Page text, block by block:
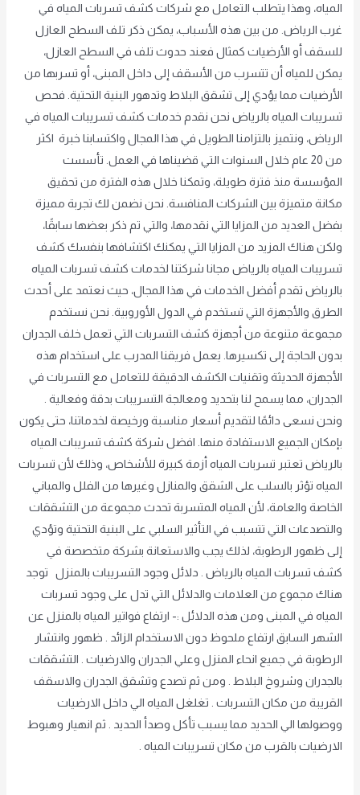
المياه، وهذا يتطلب التعامل مع شركات كشف تسربات المياه في
غرب الرياض. من بين هذه الأسباب، يمكن ذكر تلف السطح العازل
للسقف أو الأرضيات كمثال فعند حدوث تلف في السطح العازل،
يمكن للمياه أن تتسرب من الأسقف إلى داخل المبنى، أو تسربها من
الأرضيات مما يؤدي إلى تشقق البلاط وتدهور البنية التحتية. فحص
تسريبات المياه بالرياض نحن نقدم خدمات كشف تسريبات المياه في
الرياض، ونتميز بالتزامنا الطويل في هذا المجال واكتسابنا خبرة اكثر
من 20 عام خلال السنوات التي قضيناها في العمل. تأسست
المؤسسة منذ فترة طويلة، وتمكنا خلال هذه الفترة من تحقيق
مكانة متميزة بين الشركات المنافسة. نحن نضمن لك تجربة مميزة
بفضل العديد من المزايا التي نقدمها، والتي تم ذكر بعضها سابقًا،
ولكن هناك المزيد من المزايا التي يمكنك اكتشافها بنفسك كشف
تسريبات المياه بالرياض مجانا شركتنا لخدمات كشف تسربات المياه
بالرياض تقدم أفضل الخدمات في هذا المجال، حيث نعتمد على أحدث
الطرق والأجهزة التي تستخدم في الدول الأوروبية. نحن نستخدم
مجموعة متنوعة من أجهزة كشف التسربات التي تعمل خلف الجدران
بدون الحاجة إلى تكسيرها. يعمل فريقنا المدرب على استخدام هذه
الأجهزة الحديثة وتقنيات الكشف الدقيقة للتعامل مع التسربات في
الجدران، مما يسمح لنا بتحديد ومعالجة التسريبات بدقة وفعالية .
ونحن نسعى دائمًا لتقديم أسعار مناسبة ورخيصة لخدماتنا، حتى يكون
بإمكان الجميع الاستفادة منها. افضل شركة كشف تسريبات المياه
بالرياض تعتبر تسربات المياه أزمة كبيرة للأشخاص، وذلك لأن تسربات
المياه تؤثر بالسلب على الشقق والمنازل وغيرها من الفلل والمباني
الخاصة والعامة، لأن المياه المتسربة تحدث مجموعة من التشققات
والتصدعات التي تتسبب في التأثير السلبي على البنية التحتية وتؤدي
إلى ظهور الرطوبة، لذلك يجب والاستعانة بشركة متخصصة في
كشف تسربات المياه بالرياض . دلائل وجود التسريبات بالمنزل توجد
هناك مجموع من العلامات والدلائل التي تدل على وجود تسربات
المياه في المبنى ومن هذه الدلائل :- ارتفاع فواتير المياه بالمنزل عن
الشهر السابق ارتفاع ملحوظ دون الاستخدام الزائد . ظهور وانتشار
الرطوبة في جميع انحاء المنزل وعلي الجدران والارضيات . التشققات
بالجدران وشروخ البلاط . ومن ثم تصدع وتشقق الجدران والاسقف
القريبة من مكان التسربات . تغلغل المياه الي داخل الارضيات
ووصولها الي الحديد مما يسبب تأكل وصدأ الحديد . ثم انهيار وهبوط
الارضيات بالقرب من مكان تسريبات المياه .